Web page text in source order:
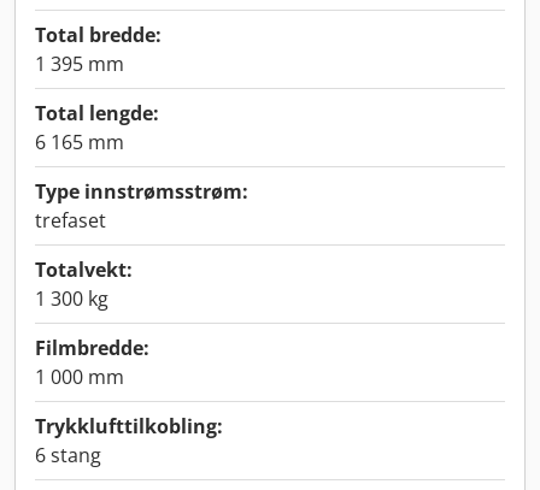
Total bredde:
1 395 mm
Total lengde:
6 165 mm
Type innstrømsstrøm:
trefaset
Totalvekt:
1 300 kg
Filmbredde:
1 000 mm
Trykklufttilkobling:
6 stang